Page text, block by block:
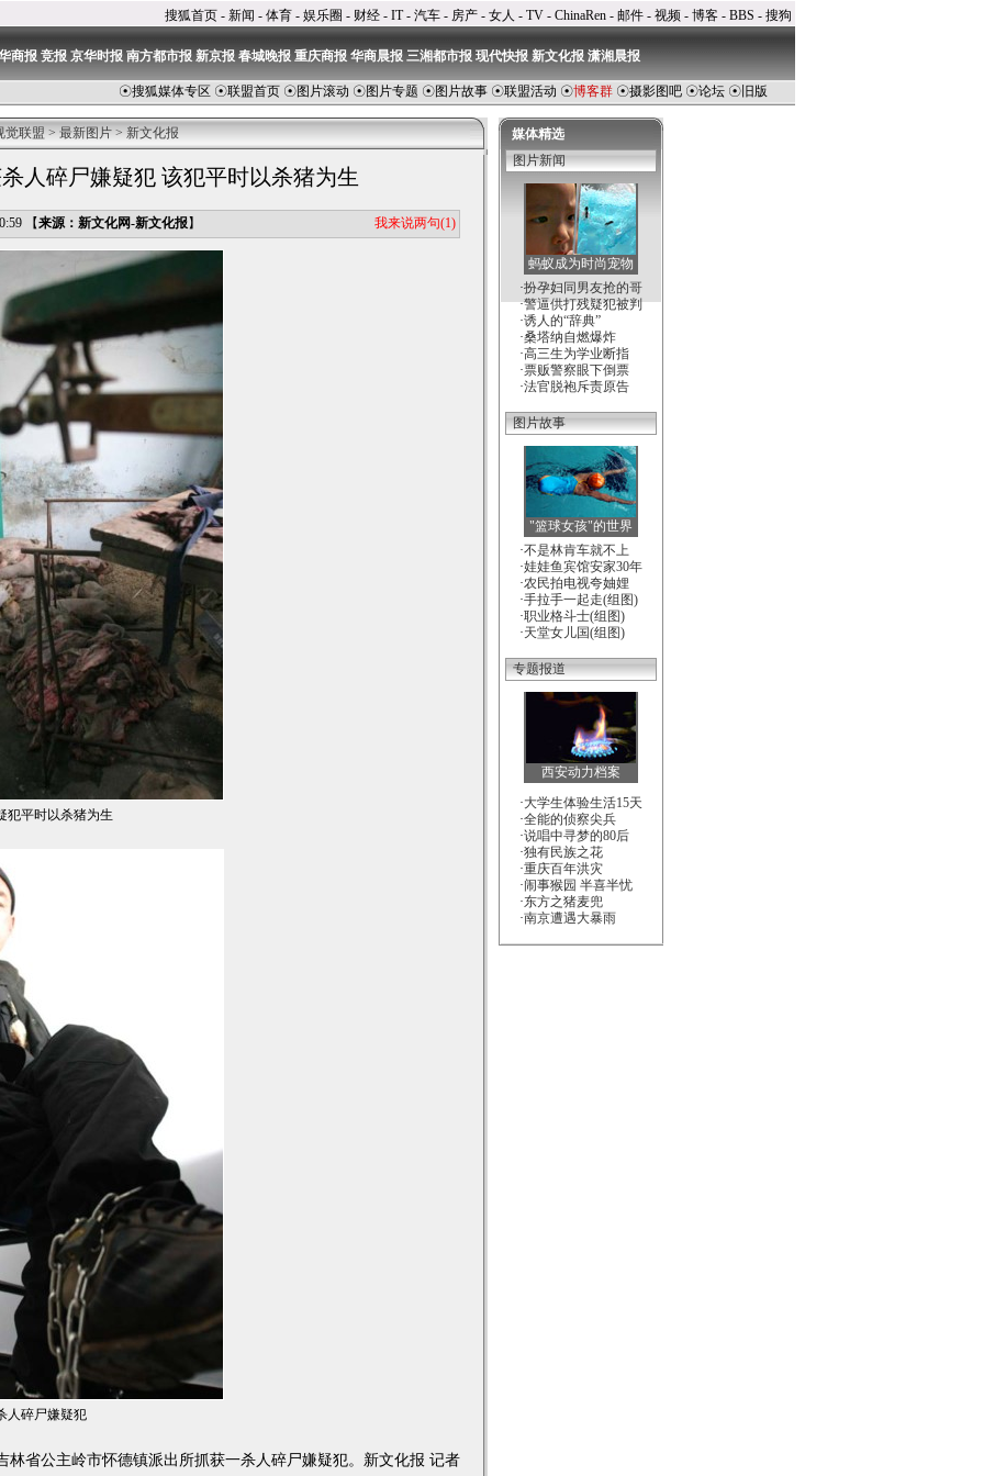
搜狐首页 - 新闻 - 体育 - 娱乐圈 - 财经 - IT- 汽车 - 房产 - 女人 - TV - ChinaRen - 邮件 - 视频 - 博客 - BBS - 搜狗
商报 竞报 京华时报 南方都市报 新京报 春城晚报 重庆商报 华商晨报 三湘都市报 现代快报 新文化报 潇湘晨报
☉搜狐媒体专区 ☉联盟首页 ☉图片滚动 ☉图片专题 ☉图片故事 ☉联盟活动 ☉博客群 ☉摄影图吧 ☉论坛 ☉ 旧版
觉联盟>最新图片>新文化报
人碎尸嫌疑犯 该犯平时以杀猪为生
【来源：新文化网-新文化报】 我来说两句(1)
犯平时以杀猪为生
人碎尸嫌疑犯
省公主岭市怀德镇派出所抓获一杀人碎尸嫌疑犯。新文化报 记者
媒体精选
图片新闻
蚂蚁成为时尚宠物
·扮孕妇同男友抢的哥
·警逼供打残疑犯被判
·诱人的“辞典”
·桑塔纳自燃爆炸
·高三生为学业断指
·票贩警察眼下倒票
·法官脱袍斥责原告
图片故事
"篮球女孩"的世界
·不是林肯车就不上
·娃娃鱼宾馆安家30年
·农民拍电视夸妯娌
·手拉手一起走(组图)
·职业格斗士(组图)
·天堂女儿国(组图)
专题报道
西安动力档案
·大学生体验生活15天
·全能的侦察尖兵
·说唱中寻梦的80后
·独有民族之花
·重庆百年洪灾
·闹事猴园 半喜半忧
·东方之猪麦兜
·南京遭遇大暴雨